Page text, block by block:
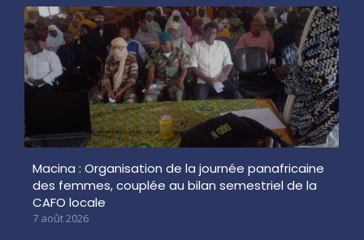
Macina : Organisation de la journée panafricaine
des femmes, couplée au bilan semestriel de la
CAFO locale
7 août 2026